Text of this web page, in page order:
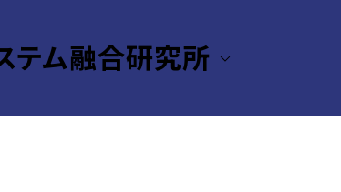
テム融合研究所